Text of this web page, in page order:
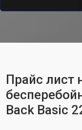
Прайс лист
Back Basic